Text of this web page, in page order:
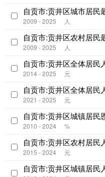
自贡市:贡井区城市居民
2009 - 2025 人
自贡市:贡井区农村居民
2009 - 2025 人
自贡市:贡井区全体居民
2014 - 2025 元
自贡市:贡井区全体居民
2021 - 2025 元
自贡市:贡井区城镇居民
2010 - 2024 %
自贡市:贡井区农村居民
2015 - 2024 元
自贡市:贡井区城镇居民